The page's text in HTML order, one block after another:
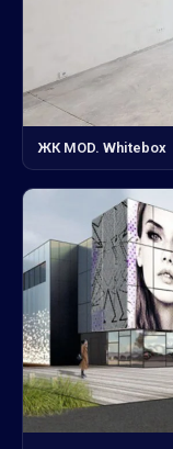
ЖК MOD. Whitebox